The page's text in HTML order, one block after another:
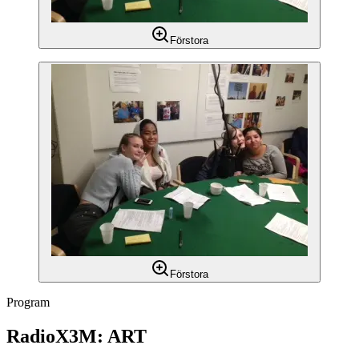
Förstora
Förstora
Program
RadioX3M: ART